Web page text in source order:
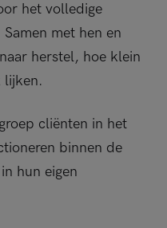
het volledige
met hen en
herstel, hoe klein
lijken.
cliënten in het
binnen de
hun eigen